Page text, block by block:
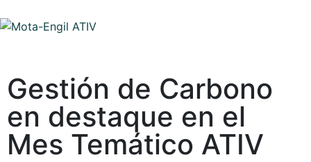
Gestión de Carbono
en destaque en el
Mes Temático ATIV